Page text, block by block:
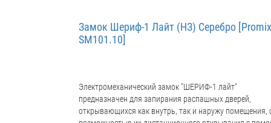
Замок Шериф-1 Лайт (НЗ) Серебро
SM101.10]
Электромеханический замок "ШЕРИФ-1 лайт"
предназначен для запирания распашных дверей,
открывающихся как внутрь, так и наружу помещения,